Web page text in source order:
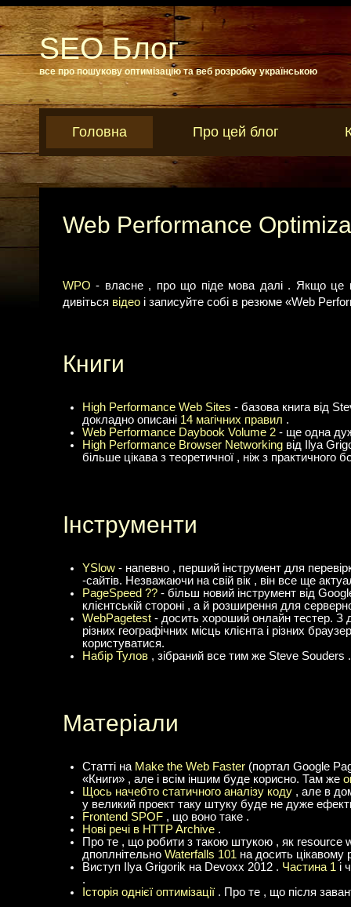
SEO Блог
все про пошукову оптимізацію та веб розробку українською
Головна Про цей блог
Web Performance
WPO - власне , про що піде мова далі . Якщо це
дивіться відео і записуйте собі в резюме «Web
Книги
High Performance Web Sites - базова книга від
докладно описані 14 магічних правил .
Web Performance Daybook Volume 2 - ще одна
High Performance Browser Networking від Ilya
більше цікава з теоретичної , ніж з практичного
Інструменти
YSlow - напевно , перший інструмент для
-сайтів. Незважаючи на свій вік , він все ще
PageSpeed ?? - більш новий інструмент від
клієнтській стороні , а й розширення для
WebPagetest - досить хороший онлайн тестер. З
різних географічних місць клієнта і різних
користуватися.
Набір Тулов , зібраний все тим же Steve Souders .
Матеріали
Статті на Make the Web Faster (портал Google
«Книги» , але і всім іншим буде корисно. Там же
Щось начебто статичного аналізу коду , але в
у великий проект таку штуку буде не дуже
Frontend SPOF , що воно таке .
Нові речі в HTTP Archive .
Про те , що робити з такою штукою , як resource
дпоплнітельно Waterfalls 101 на досить цікавому
Виступ Ilya Grigorik на Devoxx 2012 . Частина 1 і
.
Історія однієї оптимізації . Про те , що після